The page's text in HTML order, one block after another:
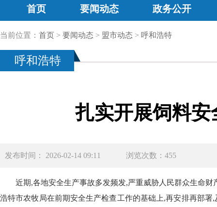
首页 要闻动态 政务公开
当前位置： 首页 > 要闻动态 > 盟市动态 > 呼和浩特
呼和浩特
扎实开展饲料
发布时间： 2026-02-14 09:11 浏览次数：455
近期,各地安全生产事故多发频发,严重威胁人民群众生命
浩特市农牧局在前期安全生产检查工作的基础上,再安排再部